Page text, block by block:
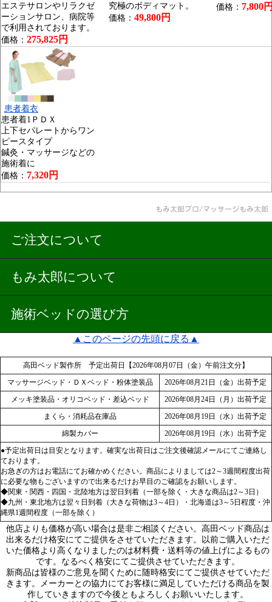
エステサロンやリラクゼ
ーションサロン、病院等
で利用されております。
価格： 275,825円
究極のボディマット。
価格： 49,800円
価格： 7,800
患者着衣
患者着1ＰＤＸ
上下セパレートからワン
ピースタイプ
鍼灸・マッサージなどの
施術着に
価格： 7,320円
ご注文について
もみ太郎について
施術ベッドの選び方
▲このページの先頭に戻る▲
高田ベッド製作所 予定出荷日【2026年08月07日（金）午前注文分】
マッサージベッド・ＤＸベッド・粉体塗装品
2026年08月21日（金）出荷予定
メッキ塗装品・オリコベッド・差込ベッド
2026年08月24日（月）出荷予定
まくら・消耗品在庫品
2026年08月19日（水）出荷予定
綿製カバー
2026年08月19日（水）出荷予定
●予定出荷日は目安となります。確実な出荷日はご注文後確認メールにてご連絡し
ております。
お急ぎの方はお電話にてお確かめください。商品によりましては2～3週間程度出荷
に必要な物もございますので出来るだけお早目のご確認をお願いします。
◆関東・関西・四国・北陸地方は翌日到着（一部を除く・大きな商品は2～3日）
◆九州・東北地方は翌々日到着（大きな荷物は3～4日）・北海道は3～5日程度・沖
縄県1週間程度（一部を除く）
他店よりも価格が高い場合は是非ご相談ください。高田ベッド商品は
出来るだけ格安にてご提供をさせていただきます。以前ご購入いただ
いた価格より高くなりましたのは材料費・送料等の値上げによるもの
です。なるべく格安にてご提供させていただきます。
新商品は皆様のご意見を聞くために随時格安にてご提供させていただ
きます。メーカーとの協力にてお客様に満足していただける商品を製
作していきますので今後ともよろしくお願いいたします。